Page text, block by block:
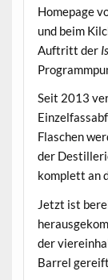
Homepage
und beim
Auftritt der
Seit 2013
Flaschen
der
komplett an
Jetzt ist
der
Barrel